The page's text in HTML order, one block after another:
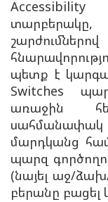
տարբերակը,
պետք է
Switches
առաջին
մարդկանց
պարզ
(նայել աջ/
բերանը բացել